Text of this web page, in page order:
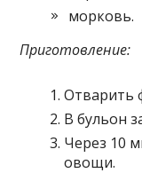
морковь.
Приготовление:
Отварить
В бульон
Через 10
овощи.